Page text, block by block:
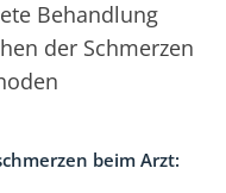
Behandlung
der Schmerzen
beim Arzt: